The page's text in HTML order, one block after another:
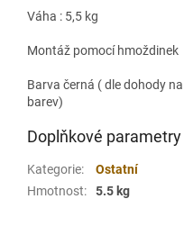
Váha : 5,5 kg
Montáž pomocí hmoždinek
Barva černá ( dle dohody na
barev)
Doplňkové parametry
Kategorie:
Ostatní
Hmotnost: 5.5 kg